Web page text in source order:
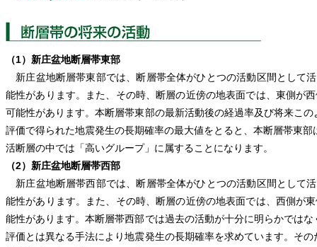
（1）新庄盆地断層帯東部
新庄盆地断層帯東部では、断層帯全体がひとつの活動区間として
能性があります。また、その時、断層の近傍の地表面では、東側が
可能性があります。本断層帯東部の最新活動後の経過率及び将来こ
評価で得られた地震発生の長期確率の最大値をとると、本断層帯東
活断層の中では「高いグループ」に属することになります。
（2）新庄盆地断層帯西部
新庄盆地断層帯西部では、断層帯全体がひとつの活動区間として
能性があります。また、その時、断層の近傍の地表面では、西側が
能性があります。本断層帯西部では過去の活動が十分に明らかでは
評価とは異なる手法により地震発生の長期確率を求めています。そ